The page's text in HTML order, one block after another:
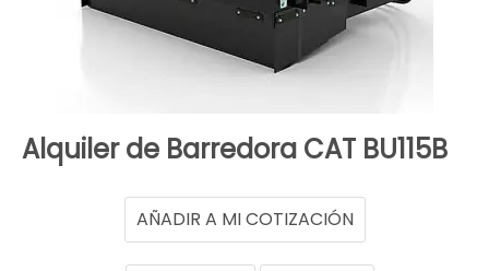
Alquiler de Barredora CAT BU115B